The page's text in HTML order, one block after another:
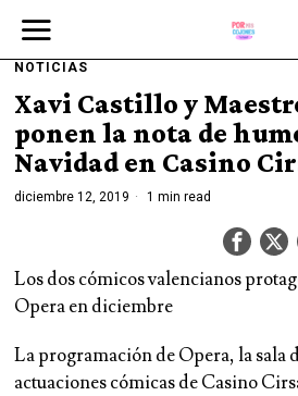
NOTICIAS
Xavi Castillo y
ponen la nota de
Navidad en Casino
diciembre 12, 2019 1 min read
Los dos cómicos valencianos
Opera en diciembre
La programación de Opera, la sala
actuaciones cómicas de Casino